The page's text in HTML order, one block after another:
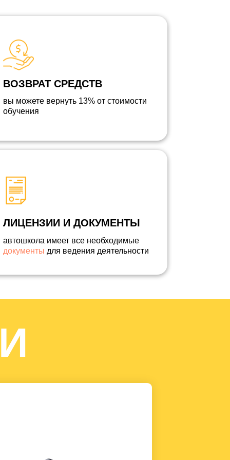
вы можете вернуть 13% от стоимости
обучения
ВОЗВРАТ СРЕДСТВ
автошкола имеет все необходимые
документы для ведения деятельности
ЛИЦЕНЗИИ И ДОКУМЕНТЫ